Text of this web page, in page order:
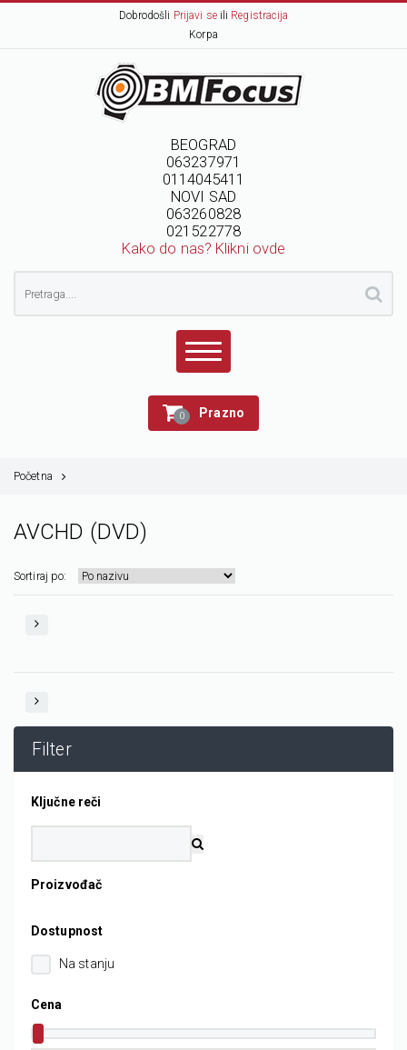
Dobrodošli Prijavi seili Registracija
Korpa
BEOGRAD
063237971
0114045411
NOVI SAD
063260828
021522778
Kako do nas? Klikni ovde
0 Prazno
Početna
AVCHD (DVD)
Sortiraj po:
Filter
Ključne reči
Proizvođač
Dostupnost
Na stanju
Cena